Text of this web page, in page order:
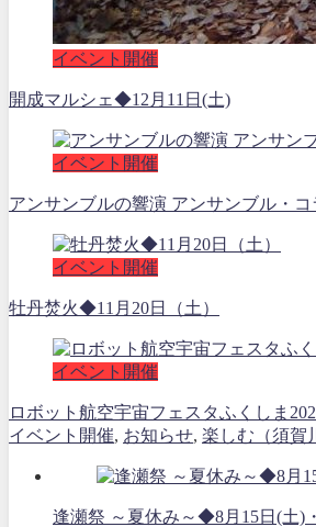
イベント開催
開成マルシェ◆12月11日(土)
イベント開催
アンサンブルの響演 アンサンブル・
イベント開催
牡丹焚火◆11月20日（土）
イベント開催
ロボット航空宇宙フェスタふくしま
イベント開催, お知らせ, 楽しむ（須賀
逢瀬祭 ～夏休み～◆8月15日(土)